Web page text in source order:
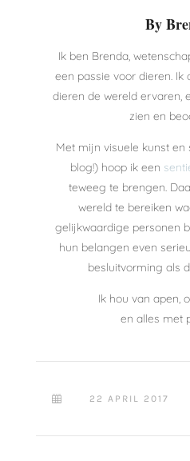
By
Ik ben Brenda,
een passie voor dieren. Ik
dieren de wereld ervaren,
zien en
Met mijn visuele kunst
blog!) hoop ik een
teweeg te brengen.
wereld te bereiken
gelijkwaardige personen
hun belangen even
besluitvorming als
Ik hou van apen,
en alles met
 22 APRIL 2017